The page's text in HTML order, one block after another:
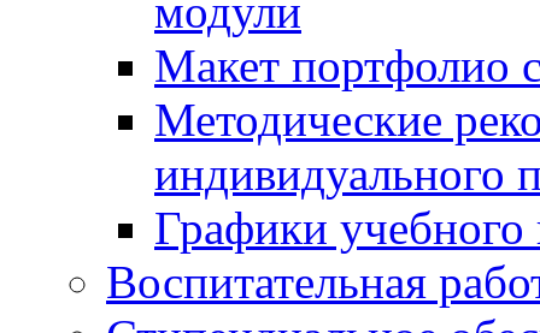
модули
Макет портфолио
Методические
индивидуального
Графики учебного
Воспитательная